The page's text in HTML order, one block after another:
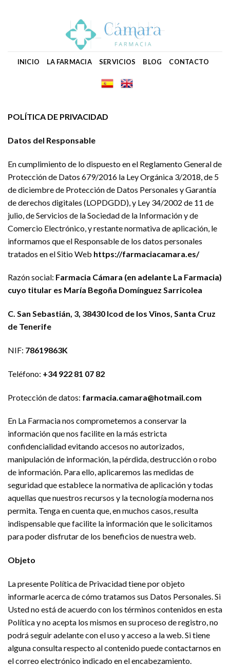
INICIO LA FARMACIA SERVICIOS BLOG CONTACTO
POLÍTICA DE PRIVACIDAD
Datos del Responsable
En cumplimiento de lo dispuesto en el Reglamento General de
Protección de Datos 679/2016 la Ley Orgánica 3/2018, de 5
de diciembre de Protección de Datos Personales y Garantía
de derechos digitales (LOPDGDD), y Ley 34/2002 de 11 de
julio, de Servicios de la Sociedad de la Información y de
Comercio Electrónico, y restante normativa de aplicación, le
informamos que el Responsable de los datos personales
tratados en el Sitio Web https://farmaciacamara.es/
Razón social: Farmacia Cámara (en adelante La Farmacia)
cuyo titular es María Begoña Domínguez Sarricolea
C. San Sebastián, 3, 38430 Icod de los Vinos, Santa Cruz
de Tenerife
NIF: 78619863K
Teléfono: +34 922 81 07 82
Protección de datos: farmacia.camara@hotmail.com
En La Farmacia nos comprometemos a conservar la
información que nos facilite en la más estricta
confidencialidad evitando accesos no autorizados,
manipulación de información, la pérdida, destrucción o robo
de información. Para ello, aplicaremos las medidas de
seguridad que establece la normativa de aplicación y todas
aquellas que nuestros recursos y la tecnología moderna nos
permita. Tenga en cuenta que, en muchos casos, resulta
indispensable que facilite la información que le solicitamos
para poder disfrutar de los beneficios de nuestra web.
Objeto
La presente Política de Privacidad tiene por objeto
informarle acerca de cómo tratamos sus Datos Personales. Si
Usted no está de acuerdo con los términos contenidos en esta
Política y no acepta los mismos en su proceso de registro, no
podrá seguir adelante con el uso y acceso a la web. Si tiene
alguna consulta respecto al contenido puede contactarnos en
el correo electrónico indicado en el encabezamiento.